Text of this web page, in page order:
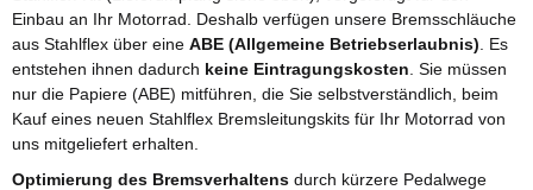
Einbau an Ihr Motorrad. Deshalb verfügen unsere Bremsschläuche
aus Stahlflex über eine ABE (Allgemeine Betriebserlaubnis) . Es
entstehen ihnen dadurch keine Eintragungskosten . Sie müssen
nur die Papiere (ABE) mitführen, die Sie selbstverständlich, beim
Kauf eines neuen Stahlflex Bremsleitungskits für Ihr Motorrad von
uns mitgeliefert erhalten.
Optimierung des Bremsverhaltens durch kürzere Pedalwege